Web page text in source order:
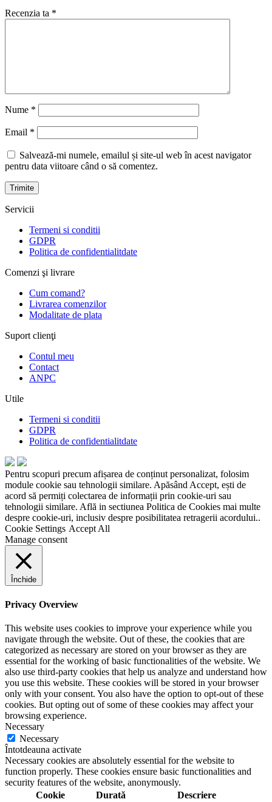
Recenzia ta *
Nume *
Email *
Salvează-mi numele, emailul și site-ul web în acest navigator
pentru data viitoare când o să comentez.
Servicii
Termeni si conditii
GDPR
Politica de confidentialitdate
Comenzi şi livrare
Cum comand?
Livrarea comenzilor
Modalitate de plata
Suport clienţi
Contul meu
Contact
ANPC
Utile
Termeni si conditii
GDPR
Politica de confidentialitdate
Pentru scopuri precum afișarea de conținut personalizat, folosim
module cookie sau tehnologii similare. Apăsând Accept, ești de
acord să permiți colectarea de informații prin cookie-uri sau
tehnologii similare. Află in sectiunea Politica de Cookies mai multe
despre cookie-uri, inclusiv despre posibilitatea retragerii acordului..
Cookie Settings Accept All
Manage consent
Închide
Privacy Overview
This website uses cookies to improve your experience while you
navigate through the website. Out of these, the cookies that are
categorized as necessary are stored on your browser as they are
essential for the working of basic functionalities of the website. We
also use third-party cookies that help us analyze and understand how
you use this website. These cookies will be stored in your browser
only with your consent. You also have the option to opt-out of these
cookies. But opting out of some of these cookies may affect your
browsing experience.
Necessary
Necessary
Întotdeauna activate
Necessary cookies are absolutely essential for the website to
function properly. These cookies ensure basic functionalities and
security features of the website, anonymously.
Cookie
Durată Descriere